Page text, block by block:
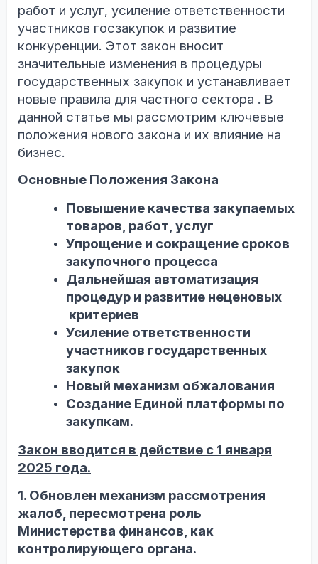
работ и услуг, усиление ответственности
участников госзакупок и развитие
конкуренции. Этот закон вносит
значительные изменения в процедуры
государственных закупок и устанавливает
новые правила для частного сектора . В
данной статье мы рассмотрим ключевые
положения нового закона и их влияние на
бизнес.
Основные Положения Закона
Повышение качества закупаемых
товаров, работ, услуг
Упрощение и сокращение сроков
закупочного процесса
Дальнейшая автоматизация
процедур и развитие неценовых
критериев
Усиление ответственности
участников государственных
закупок
Новый механизм обжалования
Создание Единой платформы по
закупкам.
Закон вводится в действие с 1 января
2025 года.
1. Обновлен механизм рассмотрения
жалоб, пересмотрена роль
Министерства финансов, как
контролирующего органа.